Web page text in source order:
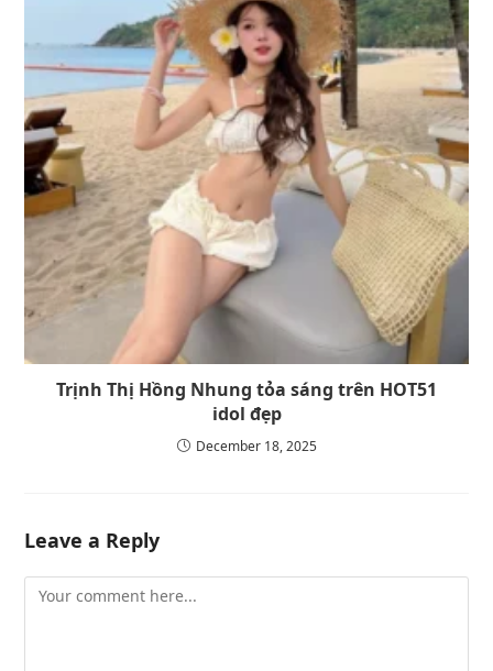
Trịnh Thị Hồng Nhung tỏa sáng trên HOT51
idol đẹp
December 18, 2025
Leave a Reply